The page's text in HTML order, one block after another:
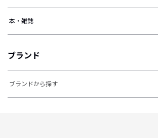
本・雑誌
ブランド
ブランドから探す